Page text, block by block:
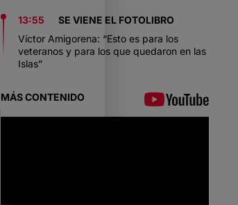
13:55
SE VIENE EL FOTOLIBRO
Víctor Amigorena: “Esto es para los
veteranos y para los que quedaron en las
Islas”
MÁS CONTENIDO